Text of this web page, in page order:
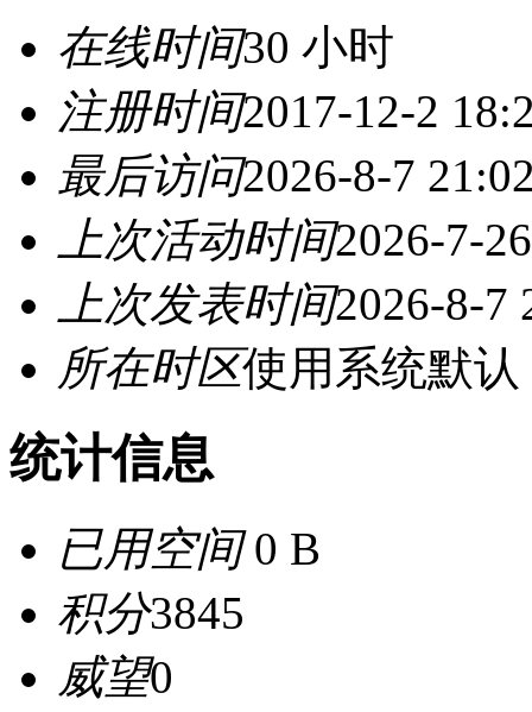
在线时间30 小时
注册时间2017-12-2
最后访问2026-8-7
上次活动时间2026-7-
上次发表时间2026-8-7
所在时区使用系统默认
统计信息
已用空间0 B
积分3845
威望0